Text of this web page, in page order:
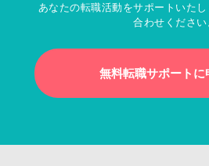
あなたの転職活動をサポートいた
合わせください
無料転職サポートに